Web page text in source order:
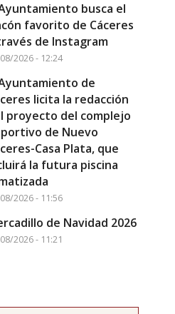
busca el
favorito de Cáceres
de Instagram
2026 - 12:24
de
licita la redacción
proyecto del complejo
de Nuevo
Casa Plata, que
la futura piscina
2026 - 11:56
de Navidad 2026
2026 - 11:21